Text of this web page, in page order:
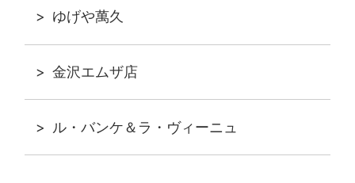
ゆげや萬久
金沢エムザ店
ル・バンケ＆ラ・ヴィーニュ